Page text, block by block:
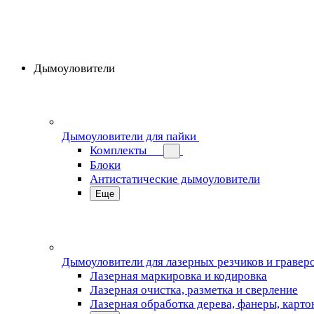
Дымоуловители
Дымоуловители для пайки
Комплекты
Блоки
Антистатические дымоуловители
Еще
Дымоуловители для лазерных резчиков и
Лазерная маркировка и кодировка
Лазерная очистка, разметка и сверление
Лазерная обработка дерева, фанеры,